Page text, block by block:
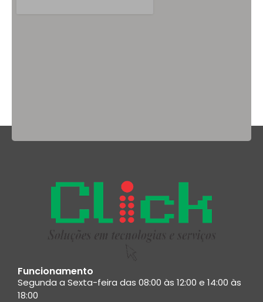
Funcionamento
Segunda a Sexta-feira das 08:00 às 12:00 e 14:00 às
18:00